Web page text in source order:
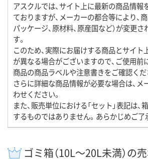
アスクルでは、サイト上に最新の商品情報
ておりますが、メーカーの都合等により、商
パッケージ、原材料、原産国など）が変更
す。
このため、実際にお届けする商品とサイト
が異なる場合がございますので、ご使用前
商品の商品ラベルや注意書きをご確認くだ
さらに詳細な商品情報が必要な場合は、メ
わせください。
また、販売単位における「セット」表記は
するものではありません。あらかじめご了
ゴミ箱（10L～20L未満）の